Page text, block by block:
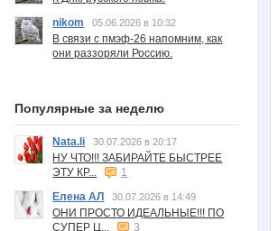
nikom
05.06.2026 в 10:32
В связи с пмэф-26 напомним, как
они раззоряли Россию.
Популярные за неделю
Nata.li 30.07.2026 в 20:17
НУ ЧТО!!! ЗАБИРАЙТЕ БЫСТРЕЕ
ЭТУ КР...
1
Елена АЛ
30.07.2026 в 14:49
ОНИ ПРОСТО ИДЕАЛЬНЫЕ!!! ПО
СУПЕР Ц...
3